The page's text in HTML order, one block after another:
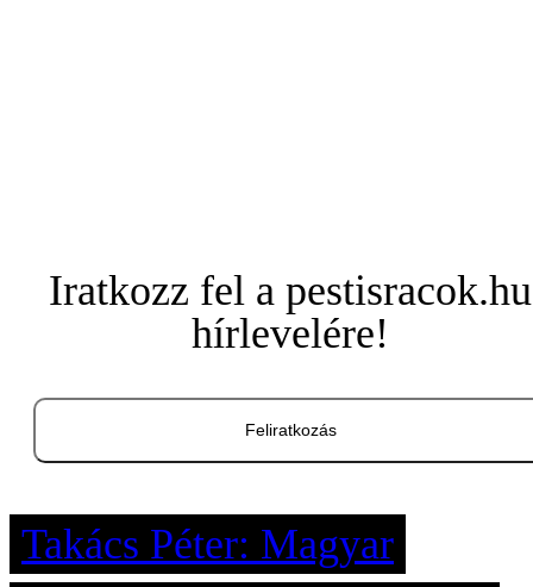
Iratkozz fel a pestisracok.hu
hírlevelére!
Feliratkozás
Takács Péter: Magyar